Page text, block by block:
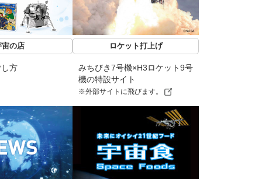
宙の店
方
ロケット打上げ
みちびき7号機×H3ロケット9号
機の特設サイト
※外部サイトに飛びます。